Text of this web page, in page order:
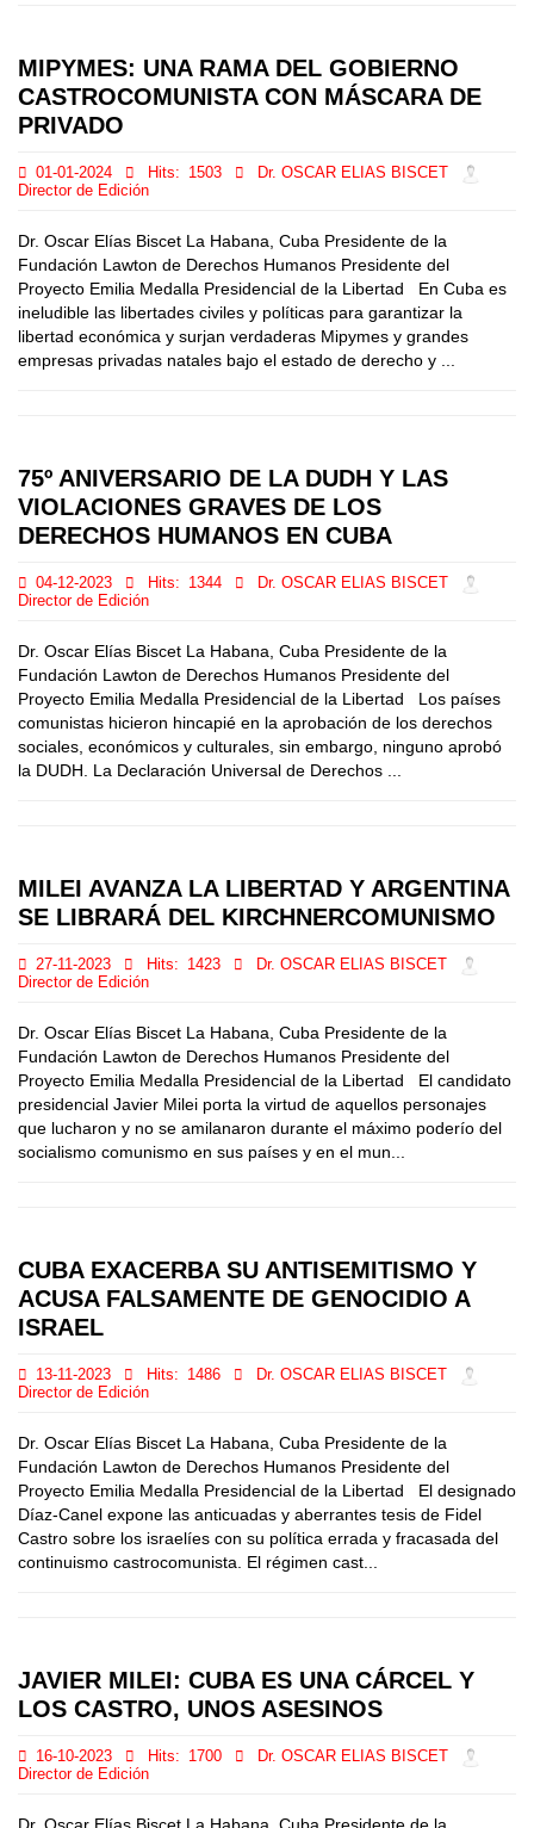
MIPYMES: UNA RAMA DEL GOBIERNO
CASTROCOMUNISTA CON MÁSCARA DE
PRIVADO
01-01-2024 Hits: 1503
Dr. OSCAR ELIAS BISCET
Director de Edición
Dr. Oscar Elías Biscet La Habana, Cuba Presidente de la
Fundación Lawton de Derechos Humanos Presidente del
Proyecto Emilia Medalla Presidencial de la Libertad En Cuba es
ineludible las libertades civiles y políticas para garantizar la
libertad económica y surjan verdaderas Mipymes y grandes
empresas privadas natales bajo el estado de derecho y ...
75º ANIVERSARIO DE LA DUDH Y LAS
VIOLACIONES GRAVES DE LOS
DERECHOS HUMANOS EN CUBA
04-12-2023 Hits: 1344
Dr. OSCAR ELIAS BISCET
Director de Edición
Dr. Oscar Elías Biscet La Habana, Cuba Presidente de la
Fundación Lawton de Derechos Humanos Presidente del
Proyecto Emilia Medalla Presidencial de la Libertad Los países
comunistas hicieron hincapié en la aprobación de los derechos
sociales, económicos y culturales, sin embargo, ninguno aprobó
la DUDH. La Declaración Universal de Derechos ...
MILEI AVANZA LA LIBERTAD Y ARGENTINA
SE LIBRARÁ DEL KIRCHNERCOMUNISMO
27-11-2023 Hits: 1423
Dr. OSCAR ELIAS BISCET
Director de Edición
Dr. Oscar Elías Biscet La Habana, Cuba Presidente de la
Fundación Lawton de Derechos Humanos Presidente del
Proyecto Emilia Medalla Presidencial de la Libertad El candidato
presidencial Javier Milei porta la virtud de aquellos personajes
que lucharon y no se amilanaron durante el máximo poderío del
socialismo comunismo en sus países y en el mun...
CUBA EXACERBA SU ANTISEMITISMO Y
ACUSA FALSAMENTE DE GENOCIDIO A
ISRAEL
13-11-2023 Hits: 1486
Dr. OSCAR ELIAS BISCET
Director de Edición
Dr. Oscar Elías Biscet La Habana, Cuba Presidente de la
Fundación Lawton de Derechos Humanos Presidente del
Proyecto Emilia Medalla Presidencial de la Libertad El designado
Díaz-Canel expone las anticuadas y aberrantes tesis de Fidel
Castro sobre los israelíes con su política errada y fracasada del
continuismo castrocomunista. El régimen cast...
JAVIER MILEI: CUBA ES UNA CÁRCEL Y
LOS CASTRO, UNOS ASESINOS
16-10-2023 Hits: 1700
Dr. OSCAR ELIAS BISCET
Director de Edición